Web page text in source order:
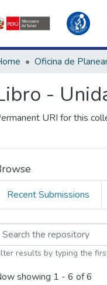
-
URI for this
Recent Submissions
results by typing the
showing 1 - 6 of 6